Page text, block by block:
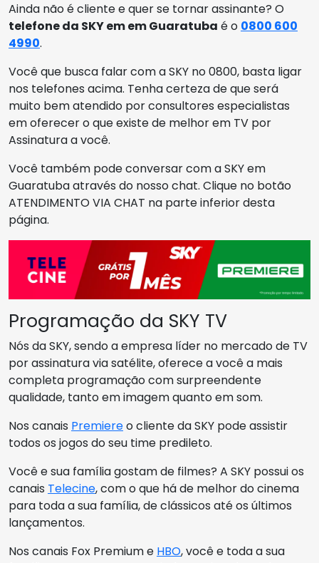
Ainda não é cliente e quer se tornar assinante? O
telefone da SKY em em Guaratuba é o 0800 600
4990.
Você que busca falar com a SKY no 0800, basta ligar
nos telefones acima. Tenha certeza de que será
muito bem atendido por consultores especialistas
em oferecer o que existe de melhor em TV por
Assinatura a você.
Você também pode conversar com a SKY em
Guaratuba através do nosso chat. Clique no botão
ATENDIMENTO VIA CHAT na parte inferior desta
página.
Programação da SKY TV
Nós da SKY, sendo a empresa líder no mercado de TV
por assinatura via satélite, oferece a você a mais
completa programação com surpreendente
qualidade, tanto em imagem quanto em som.
Nos canais Premiereo cliente da SKY pode assistir
todos os jogos do seu time predileto.
Você e sua família gostam de filmes? A SKY possui os
canais Telecine, com o que há de melhor do cinema
para toda a sua família, de clássicos até os últimos
lançamentos.
Nos canais Fox Premium e HBO, você e toda a sua